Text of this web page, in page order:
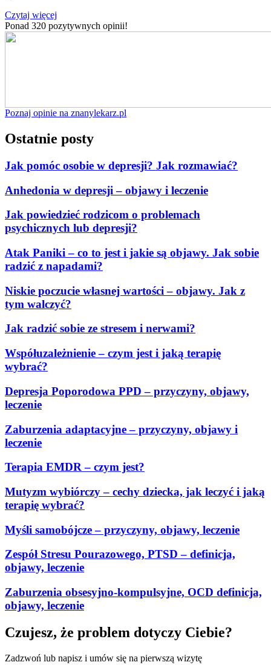
Czytaj więcej
Ponad 320 pozytywnych opinii!
Poznaj opinie na znanylekarz.pl
Ostatnie posty
Jak pomóc osobie w depresji? Jak rozmawiać?
Anhedonia w depresji – objawy i leczenie
Jak powiedzieć rodzicom o problemach
psychicznych lub depresji?
Atak Paniki – co to jest i jakie są objawy. Jak sobie
radzić z napadami?
Niskie poczucie własnej wartości – objawy. Jak z
tym walczyć?
Jak radzić sobie ze stresem i nerwami?
Współuzależnienie – czym jest i jaką terapię
wybrać?
Depresja Poporodowa PPD – przyczyny, objawy,
leczenie
Zaburzenia adaptacyjne – przyczyny, objawy i
leczenie
Terapia EMDR – czym jest?
Mutyzm wybiórczy – cechy dziecka, jak leczyć i jaką
terapię wybrać?
Myśli samobójcze – przyczyny, objawy, leczenie
Zespół Stresu Pourazowego, PTSD – definicja,
objawy, leczenie
Zaburzenia obsesyjno-kompulsyjne, OCD definicja,
objawy, leczenie
Czujesz, że problem dotyczy Ciebie?
Zadzwoń lub napisz i umów się na pierwszą wizytę